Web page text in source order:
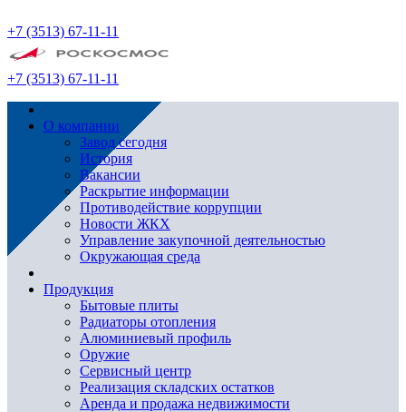
+7 (3513) 67-11-11
+7 (3513) 67-11-11
О компании
Завод сегодня
История
Вакансии
Раскрытие информации
Противодействие коррупции
Новости ЖКХ
Управление закупочной деятельностью
Окружающая среда
Продукция
Бытовые плиты
Радиаторы отопления
Алюминиевый профиль
Оружие
Сервисный центр
Реализация складских остатков
Аренда и продажа недвижимости